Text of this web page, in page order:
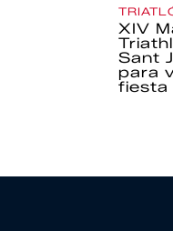
XIV
Sant
para
fiesta